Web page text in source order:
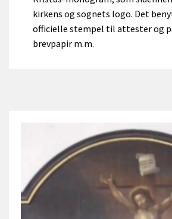
kirkens og sognets logo. Det
officielle stempel til attester og
brevpapir m.m.